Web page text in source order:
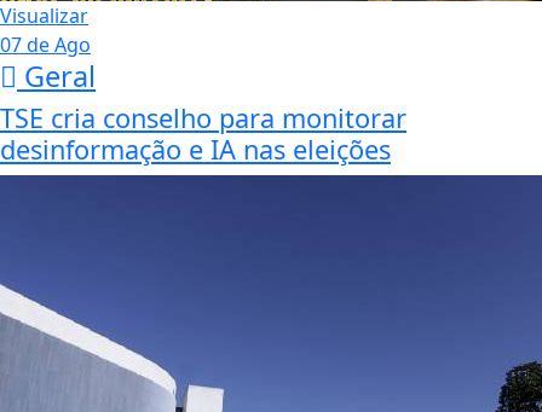
Visualizar
07 de Ago
Geral
TSE cria conselho para monitorar
desinformação e IA nas eleições